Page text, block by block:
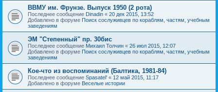
ВВМУ им. Фрунзе. Выпуск 1950 (2 рота)
Последнее сообщение Dinadin « 20 дек 2015, 13:52
Добавлено в форуме Поиск сослуживцев по кораблям, частям, учебным
заведениям
ЭМ "Степенный" пр. 30бис
Последнее сообщение Михаил Толчин « 26 июл 2015, 12:07
Добавлено в форуме Поиск сослуживцев по кораблям, частям, учебным
заведениям
Кое-что из воспоминаний (Балтика, 1981-84)
Последнее сообщение Spasatel' « 12 май 2015, 11:17
Добавлено в форуме Веселые истории